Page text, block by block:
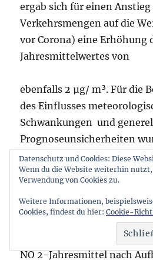
ergab sich für einen Anstieg
Verkehrsmengen auf die
vor Corona) eine Erhöhung
Jahresmittelwertes von
ebenfalls 2 µg/ m³. Für die
des Einflusses
Schwankungen und
Prognoseunsicherheiten
Einhaltung des
langjährigen Verläufen der
Belastung eine
abgeleitet. Tempo 30 ist
mehr erforderlich, wenn
NO 2-Jahresmittel nach
Datenschutz und Cookies: Diese
Wenn du die Website weiterhin
Verwendung von Cookies zu.
Weitere Informationen,
Cookies, findest du hier: Cookie-